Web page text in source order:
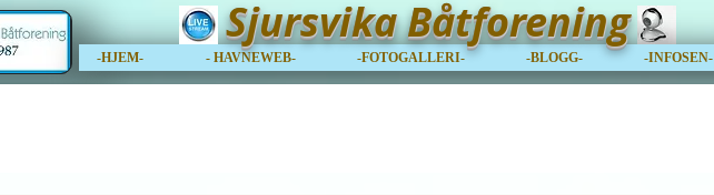
-HJEM- - HAVNEWEB- -FOTOGALLERI- -BLOGG- -INFOSEN-
Sjursvika Båtforening